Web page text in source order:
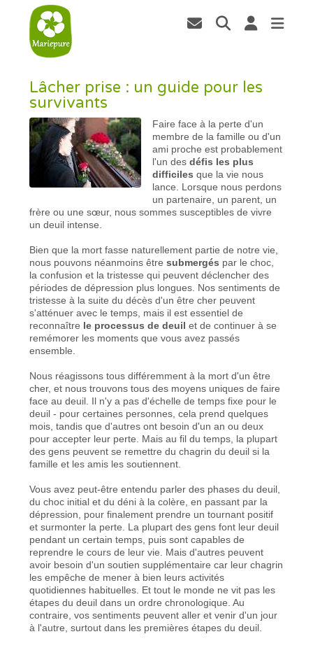
Lâcher prise : un guide pour les
survivants
Faire face à la perte d'un
membre de la famille ou d'un
ami proche est probablement
l'un desdéfis les plus
difficiles que la vie nous
lance. Lorsque nous perdons
un partenaire, un parent, un
frère ou une sœur, nous sommes susceptibles de vivre
un deuil intense.
Bien que la mort fasse naturellement partie de notre vie,
nous pouvons néanmoins êtresubmergés par le choc,
la confusion et la tristesse qui peuvent déclencher des
périodes de dépression plus longues. Nos sentiments de
tristesse à la suite du décès d'un être cher peuvent
s'atténuer avec le temps, mais il est essentiel de
reconnaître le processus de deuil et de continuer à se
remémorer les moments que vous avez passés
ensemble.
Nous réagissons tous différemment à la mort d'un être
cher, et nous trouvons tous des moyens uniques de faire
face au deuil. Il n'y a pas d'échelle de temps fixe pour le
deuil - pour certaines personnes, cela prend quelques
mois, tandis que d'autres ont besoin d'un an ou deux
pour accepter leur perte. Mais au fil du temps, la plupart
des gens peuvent se remettre du chagrin du deuil si la
famille et les amis les soutiennent.
Vous avez peut-être entendu parler des phases du deuil,
du choc initial et du déni à la colère, en passant par la
dépression, pour finalement prendre un tournant positif
et surmonter la perte. La plupart des gens font leur deuil
pendant un certain temps, puis sont capables de
reprendre le cours de leur vie. Mais d'autres peuvent
avoir besoin d'un soutien supplémentaire car leur chagrin
les empêche de mener à bien leurs activités
quotidiennes habituelles. Et tout le monde ne vit pas les
étapes du deuil dans un ordre chronologique. Au
contraire, vos sentiments peuvent aller et venir d'un jour
à l'autre, surtout dans les premières étapes du deuil.